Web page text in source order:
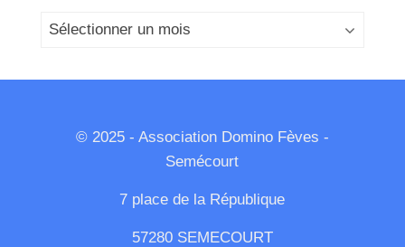
Archives
© 2025 - Association Domino Fèves -
Semécourt
7 place de la République
57280 SEMECOURT